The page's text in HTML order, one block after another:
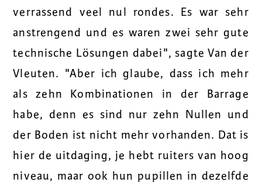
verrassend veel nul rondes. Es war sehr
anstrengend und es waren zwei sehr gute
technische Lösungen dabei", sagte Van der
Vleuten. "Aber ich glaube, dass ich mehr
als zehn Kombinationen in der Barrage
habe, denn es sind nur zehn Nullen und
der Boden ist nicht mehr vorhanden. Dat is
hier de uitdaging, je hebt ruiters van hoog
niveau, maar ook hun pupillen in dezelfde